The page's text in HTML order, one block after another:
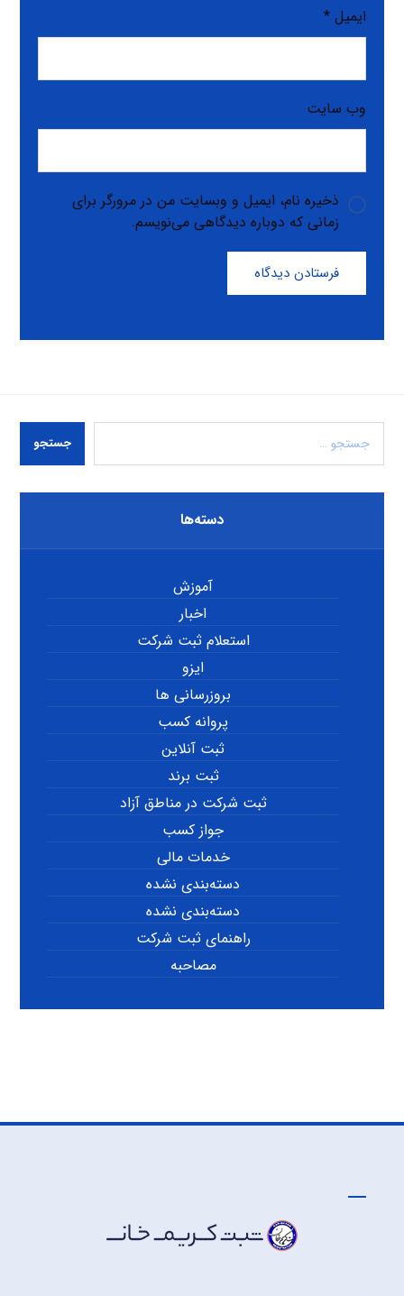
ایمیل*
وب‌ سایت
ذخیره نام، ایمیل و وبسایت من در مرورگر برای
زمانی که دوباره دیدگاهی می‌نویسم.
فرستادن دیدگاه
جستجو
دسته‌ها
آموزش
اخبار
استعلام ثبت شرکت
ایزو
بروزرسانی ها
پروانه کسب
ثبت آنلاین
ثبت برند
ثبت شرکت در مناطق آزاد
جواز کسب
خدمات مالی
دسته‌بندی نشده
دسته‌بندی نشده
راهنمای ثبت شرکت
مصاحبه